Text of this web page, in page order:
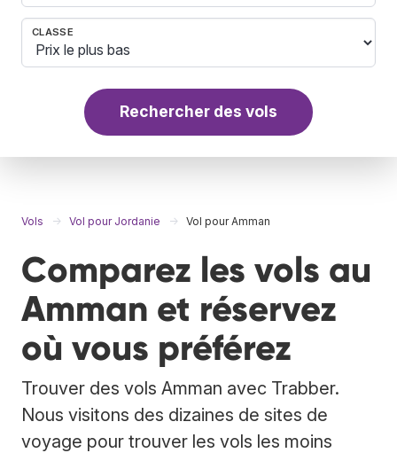
CLASSE
Rechercher des vols
Vols Vol pour Jordanie Vol pour Amman
Comparez les vols au
Amman et réservez
où vous préférez
Trouver des vols Amman avec Trabber.
Nous visitons des dizaines de sites de
voyage pour trouver les vols les moins